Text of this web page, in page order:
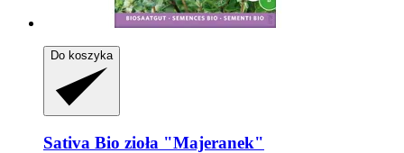
Do koszyka
Sativa Bio zioła "Majeranek"